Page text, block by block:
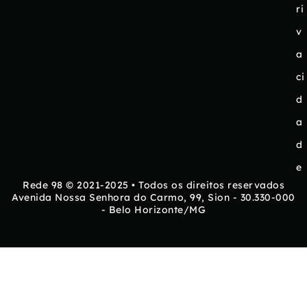
ri
v
a
ci
d
a
d
e
Rede 98 © 2021-2025 • Todos os direitos reservados
Avenida Nossa Senhora do Carmo, 99, Sion - 30.330-000
- Belo Horizonte/MG